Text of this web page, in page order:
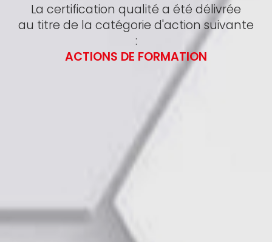
La certification qualité a été délivrée
au titre de la catégorie d'action suivante
:
ACTIONS DE FORMATION